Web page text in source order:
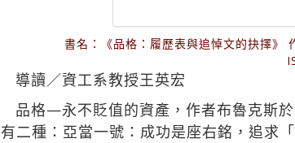
書名：《品格：履歷表與追悼文的抉擇
導讀／資工系教授王英宏
品格—永不貶值的資產，作者布魯克斯
有二種：亞當一號：成功是座右銘，追求